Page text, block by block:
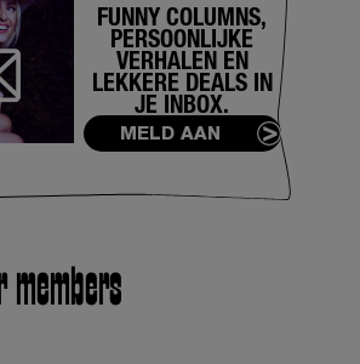
FUNNY COLUMNS,
PERSOONLIJKE
VERHALEN EN
LEKKERE DEALS IN
JE INBOX.
MELD AAN
members